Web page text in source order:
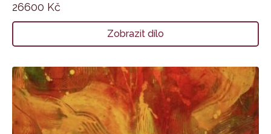
26600 Kč
Zobrazit dílo